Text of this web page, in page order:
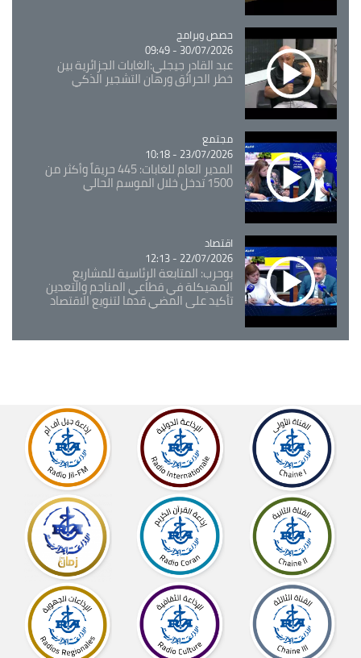
Catégorie
حصص وبرامج
30/07/2026 - 09:49
عبد القادر جيجلي:الغابات الجزائرية بين
خطر الحرائق ورهان التشجير الذكي
Catégorie
مجتمع
23/07/2026 - 10:18
المدير العام للغابات: 445 حريقاً وأكثر من
1500 تدخل خلال الموسم الحالي
Catégorie
اقتصاد
22/07/2026 - 12:13
بوحرب: المتابعة الرئاسية للمشاريع
المهيكلة في قطاعي المناجم والتعدين
تأكيد على المضي قدما لتنويع الاقتصاد